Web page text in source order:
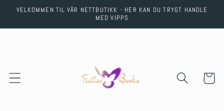
Skip to
VELKOMMEN TIL VÅR NETTBUTIKK - HER KAN DU TRYGT HANDLE
MED VIPPS
Cart